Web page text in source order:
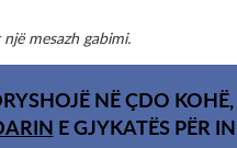
mesazh gabimi.
NË ÇDO
E GJYKATËS PËR